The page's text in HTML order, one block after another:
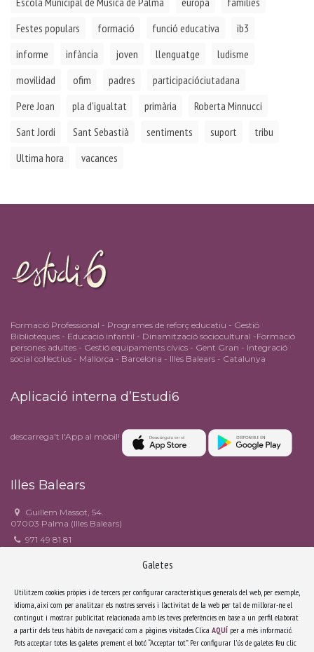
Galetes
Utilitzem cookies pròpies i de tercers per configurar característiques generals del web, per exemple,
idioma, així com per analitzar els nostres serveis i l'activitat de la web per tal de millorar-ne el
contingut i mostrar publicitat relacionada amb les teves preferències en base a un perfil elaborat
a partir dels teus hàbits de navegació com a pàgines visitades. Clica AQUÍ per a més informació.
Pots acceptar totes les galetes prement el botó “Acceptar tot”. Per configurar l'ús de galetes feu clic
Festes populars
formació funció educativa
ib3
informe
infància joven llenguatge
ludisme
movilidad
ofim padres
participacióciutadana
Pere Joan
pla d'igualtat primària
Roberta Minnucci
Sant Jordi
Sant Sebastià sentiments suport
tribu
Ultima hora
vacances
Formació Professional - Programes de reforç educatiu - Gestió
Biblioteques - Educació infantil - Dinamització sociocultural -Formació
persones adultes - Gestió equipaments cívics - Gent Gran - Integració
social col·lectius - Mallorca - Barcelona - Illes Balears - Catalunya
Aplicació interna d’Estudi6
descarrega't l'App al mòbil!
Illes Balears
Guillem Massot, 54.
07003 Palma (Illes Balears)
971 49 81 81
Facebook
Catalunya
Riera Sant Miquel, 3, 3r 4a.